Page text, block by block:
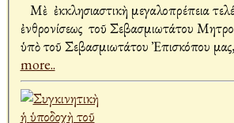
Μὲ ἐκκλησιαστικὴ μεγαλοπρέπεια
ἐνθρονίσεως τοῦ Σεβασμιωτάτου
ὑπὸ τοῦ Σεβασμιωτάτου Ἐπισκόπου
more..